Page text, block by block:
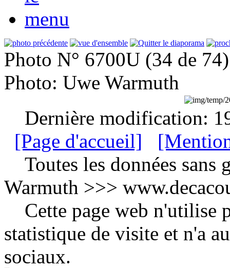
Photo N° 6700U (34 de 74)
Photo: Uwe Warmuth
Dernière modification:
[Page d'accueil]
Toutes les données sans
Warmuth >>>
Cette page web n'utilise
statistique de visite et n'a
sociaux.